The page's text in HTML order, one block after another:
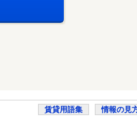
賃貸用語集 情報の見